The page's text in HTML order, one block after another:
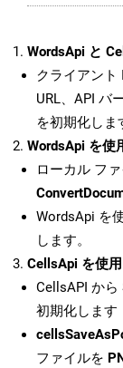
WordsApi と
クライアント
URL、API バ
を初期化しま
WordsApi を使
ローカル フ
WordsApi を
します。
CellsApi を使
CellsAPI から
初期化します
ファイルを